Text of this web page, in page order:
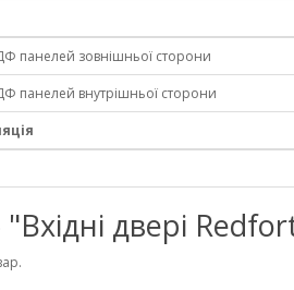
панелей зовнішньої сторони
панелей внутрішньої сторони
- "Вхідні двері